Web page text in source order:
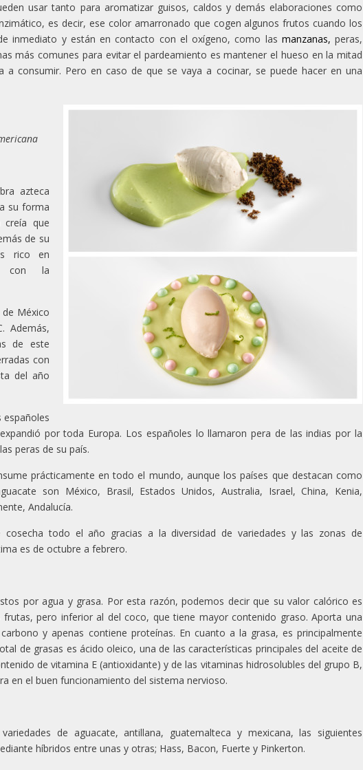
usar tanto para aromatizar guisos, caldos y demás elaboraciones como
es decir, ese color amarronado que cogen algunos frutos cuando los
inmediato y están en contacto con el oxígeno, como las manzanas, peras,
más comunes para evitar el pardeamiento es mantener el hueso en la mitad
consumir. Pero en caso de que se vaya a cocinar, se puede hacer en una
azteca
su forma
creía que
de su
rico en
con la
México
Además,
de este
con
del año
españoles
por toda Europa. Los españoles lo llamaron pera de las indias por la
peras de su país.
prácticamente en todo el mundo, aunque los países que destacan como
son México, Brasil, Estados Unidos, Australia, Israel, China, Kenia,
Andalucía.
cosecha todo el año gracias a la diversidad de variedades y las zonas de
es de octubre a febrero.
por agua y grasa. Por esta razón, podemos decir que su valor calórico es
pero inferior al del coco, que tiene mayor contenido graso. Aporta una
y apenas contiene proteínas. En cuanto a la grasa, es principalmente
de grasas es ácido oleico, una de las características principales del aceite de
de vitamina E (antioxidante) y de las vitaminas hidrosolubles del grupo B,
en el buen funcionamiento del sistema nervioso.
de aguacate, antillana, guatemalteca y mexicana, las siguientes
híbridos entre unas y otras; Hass, Bacon, Fuerte y Pinkerton.